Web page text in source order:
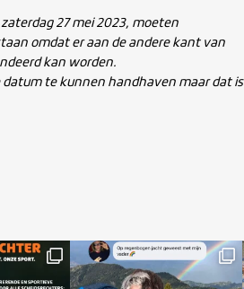
27 mei 2023, moeten
omdat er aan de andere kant van
kan worden.
datum te kunnen handhaven maar dat is